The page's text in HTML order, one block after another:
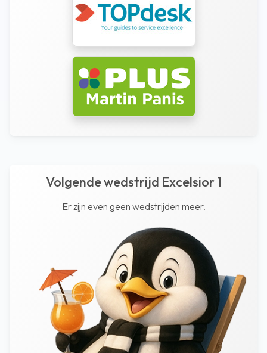
Volgende wedstrijd Excelsior 1
Er zijn even geen wedstrijden meer.